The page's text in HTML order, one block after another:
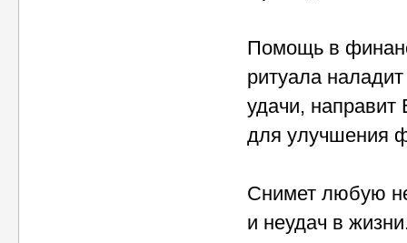
Помощь в
ритуала
удачи,
для улучшения
Снимет любую
и неудач в